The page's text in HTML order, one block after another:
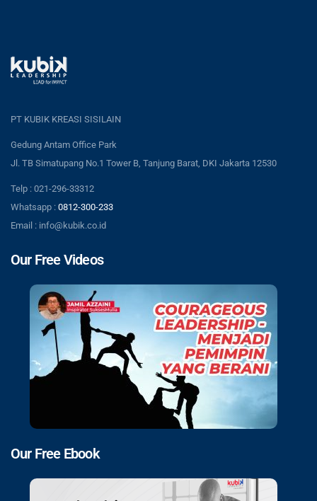
PT KUBIK KREASI SISILAIN
Gedung Antam Office Park
Jl. TB Simatupang No.1 Tower B, Tanjung Barat, DKI Jakarta 12530
Telp : 021-296-33312
Whatsapp : 0812-300-233
Email : info@kubik.co.id
Our Free Videos
Our Free Ebook